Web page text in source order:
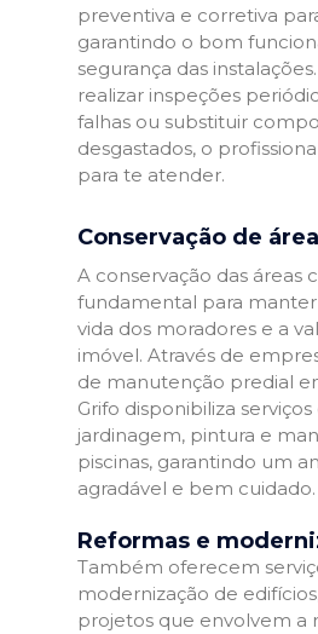
preventiva e corretiva
garantindo o bom
segurança das
realizar inspeções
falhas ou substituir
desgastados, o
para te atender.
Conservação de
A conservação das áreas
fundamental para
vida dos moradores e a
imóvel. Através de
de manutenção predial
Grifo disponibiliza
jardinagem, pintura e
piscinas, garantindo um
agradável e bem cuidado.
Reformas e
Também oferecem
modernização de
projetos que envolvem a